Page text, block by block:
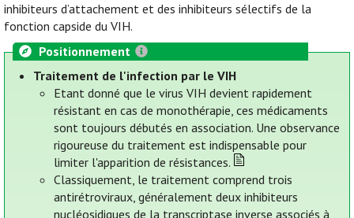
inhibiteurs d’attachement et des inhibiteurs sélectifs de la
fonction capside du VIH.
Positionnement
Traitement de l'infection par le VIH
Etant donné que le virus VIH devient rapidement
résistant en cas de monothérapie, ces médicaments
sont toujours débutés en association. Une observance
rigoureuse du traitement est indispensable pour
limiter l'apparition de résistances.
Classiquement, le traitement comprend trois
antirétroviraux, généralement deux inhibiteurs
nucléosidiques de la transcriptase inverse associés à